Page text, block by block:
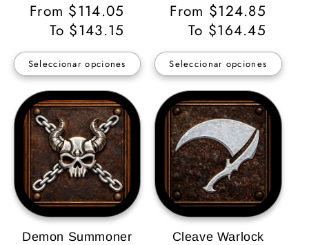
Precio
habitual
From $114.05
To $143.15
Seleccionar opciones
Precio
habitual
From $124.85
To $164.45
Seleccionar opciones
Demon Summoner
Cleave Warlock